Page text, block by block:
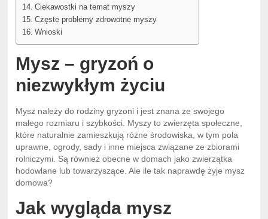
Ciekawostki na temat myszy
Częste problemy zdrowotne myszy
Wnioski
Mysz – gryzoń o
niezwykłym życiu
Mysz należy do rodziny gryzoni i jest znana ze swojego
małego rozmiaru i szybkości. Myszy to zwierzęta społeczne,
które naturalnie zamieszkują różne środowiska, w tym pola
uprawne, ogrody, sady i inne miejsca związane ze zbiorami
rolniczymi. Są również obecne w domach jako zwierzątka
hodowlane lub towarzyszące. Ale ile tak naprawdę żyje mysz
domowa?
Jak wygląda mysz